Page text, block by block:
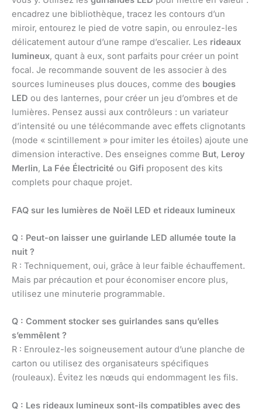
encadrez une bibliothèque, tracez les contours d’un
miroir, entourez le pied de votre sapin, ou enroulez-les
délicatement autour d’une rampe d’escalier. Les rideaux
lumineux, quant à eux, sont parfaits pour créer un point
focal. Je recommande souvent de les associer à des
sources lumineuses plus douces, comme des bougies
LED ou des lanternes, pour créer un jeu d’ombres et de
lumières. Pensez aussi aux contrôleurs : un variateur
d’intensité ou une télécommande avec effets clignotants
(mode « scintillement » pour imiter les étoiles) ajoute une
dimension interactive. Des enseignes comme But, Leroy
Merlin, La Fée Électricité ou Gifi proposent des kits
complets pour chaque projet.
FAQ sur les lumières de Noël LED et rideaux lumineux
Q : Peut-on laisser une guirlande LED allumée toute la
nuit ?
R : Techniquement, oui, grâce à leur faible échauffement.
Mais par précaution et pour économiser encore plus,
utilisez une minuterie programmable.
Q : Comment stocker ses guirlandes sans qu’elles
s’emmêlent ?
R : Enroulez-les soigneusement autour d’une planche de
carton ou utilisez des organisateurs spécifiques
(rouleaux). Évitez les nœuds qui endommagent les fils.
Q : Les rideaux lumineux sont-ils compatibles avec des